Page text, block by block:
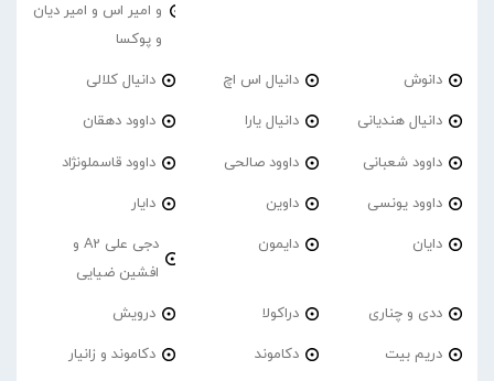
و امیر اس و امیر دیان
و پوکسا
دانوش دانیال اس اچ دانیال کلالی
دانیال هندیانی دانیال یارا داوود دهقان
داوود شعبانی داوود صالحی داوود قاسملونژاد
داوود یونسی داوین دایار
دایان دایمون
دجی علی A2 و
افشین ضیایی
ددی و چناری دراکولا درویش
دریم بیت دکاموند دکاموند و زانیار